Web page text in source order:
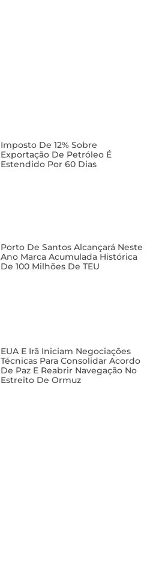
Imposto De 12% Sobre
Exportação De Petróleo É
Estendido Por 60 Dias
Porto De Santos Alcançará Neste
Ano Marca Acumulada Histórica
De 100 Milhões De TEU
EUA E Irã Iniciam Negociações
Técnicas Para Consolidar Acordo
De Paz E Reabrir Navegação No
Estreito De Ormuz